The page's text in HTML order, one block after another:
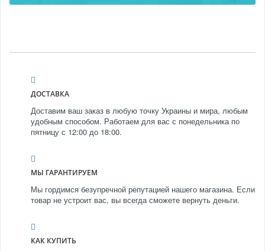
ДОСТАВКА
Доставим ваш заказ в любую точку Украины и мира, любым
удобным способом. Работаем для вас с понедельника по
пятницу с 12:00 до 18:00.
МЫ ГАРАНТИРУЕМ
Мы гордимся безупречной репутацией нашего магазина. Если
товар не устроит вас, вы всегда сможете вернуть деньги.
КАК КУПИТЬ